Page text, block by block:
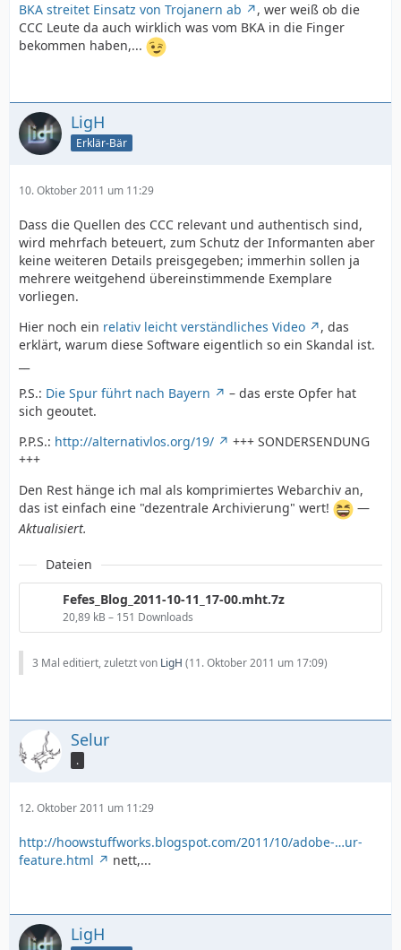
BKA streitet Einsatz von Trojanern ab
, wer weiß ob die
CCC Leute da auch wirklich was vom BKA in die Finger
bekommen haben,...
LigH
Erklär-Bär
10. Oktober 2011 um 11:29
Dass die Quellen des CCC relevant und authentisch sind,
wird mehrfach beteuert, zum Schutz der Informanten aber
keine weiteren Details preisgegeben; immerhin sollen ja
mehrere weitgehend übereinstimmende Exemplare
vorliegen.
Hier noch ein relativ leicht verständliches Video
, das
erklärt, warum diese Software eigentlich so ein Skandal ist.
P.S.: Die Spur führt nach Bayern
– das erste Opfer hat
sich geoutet.
P.P.S.: http://alternativlos.org/19/
+++ SONDERSENDUNG
+++
Den Rest hänge ich mal als komprimiertes Webarchiv an,
das ist einfach eine "dezentrale Archivierung" wert!
—
Aktualisiert.
Dateien
Fefes_Blog_2011-10-11_17-00.mht.7z
20,89 kB – 151 Downloads
3 Mal editiert, zuletzt von LigH (11. Oktober 2011 um 17:09)
Selur
.
12. Oktober 2011 um 11:29
http://hoowstuffworks.blogspot.com/2011/10/adobe-…ur-
feature.html
nett,...
LigH